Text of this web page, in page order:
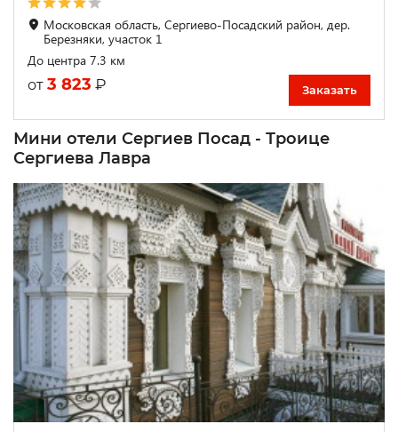
Московская область, Сергиево-Посадский район, дер.
Березняки, участок 1
До центра 7.3 км
от 3 823 ₽ Заказать
Мини отели Сергиев Посад - Троице
Сергиева Лавра